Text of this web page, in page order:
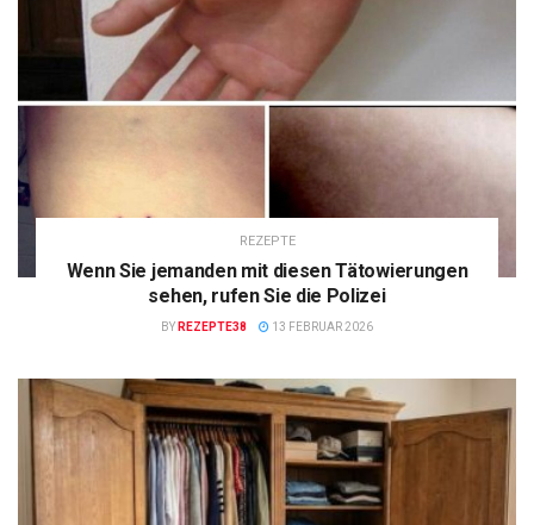
REZEPTE
Wenn Sie jemanden mit diesen Tätowierungen
sehen, rufen Sie die Polizei
BY REZEPTE38 13 FEBRUAR 2026